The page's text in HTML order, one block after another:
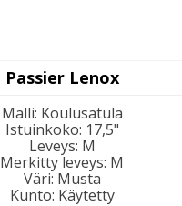
Passier Lenox
Malli: Koulusatula
Istuinkoko: 17,5"
Leveys: M
Merkitty leveys: M
Väri: Musta
Kunto: Käytetty